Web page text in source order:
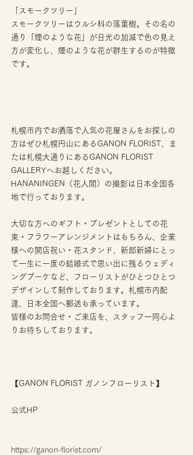
「スモークツリー」
スモークツリーはウルシ科の落葉樹。その名の
通り「煙のような花」が日光の加減で色の見え
方が変化し、煙のような花が群生するのが特徴
です。
札幌市内でお洒落で人気の花屋さんをお探しの
方はぜひ札幌円山にあるGANON FLORIST、ま
たは札幌大通りにあるGANON FLORIST
GALLERYへお越しください。
HANANINGEN（花人間）の撮影は日本全国各
地で行っております。
大切な方へのギフト・プレゼントとしての花
束・フラワーアレンジメントはもちろん、企業
様への開店祝い・花スタンド、新郎新婦にとっ
て一生に一度の結婚式で思い出に残るウェディ
ングブーケなど、フローリストがひとつひとつ
デザインして制作しております。札幌市内配
達、日本全国へ郵送も承っています。
皆様のお問合せ・ご来店を、スタッフ一同心よ
りお待ちしております。
【GANON FLORIST ガノンフローリスト】
公式HP
https://ganon-florist.com/